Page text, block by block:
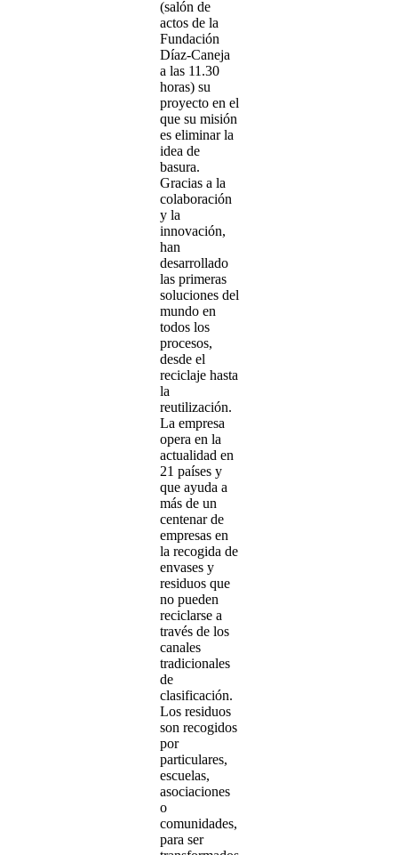
(salón de
actos de la
Fundación
Díaz-Caneja
a las 11.30
horas) su
proyecto en el
que su misión
es eliminar la
idea de
basura.
Gracias a la
colaboración
y la
innovación,
han
desarrollado
las primeras
soluciones del
mundo en
todos los
procesos,
desde el
reciclaje hasta
la
reutilización.
La empresa
opera en la
actualidad en
21 países y
que ayuda a
más de un
centenar de
empresas en
la recogida de
envases y
residuos que
no pueden
reciclarse a
través de los
canales
tradicionales
de
clasificación.
Los residuos
son recogidos
por
particulares,
escuelas,
asociaciones
o
comunidades,
para ser